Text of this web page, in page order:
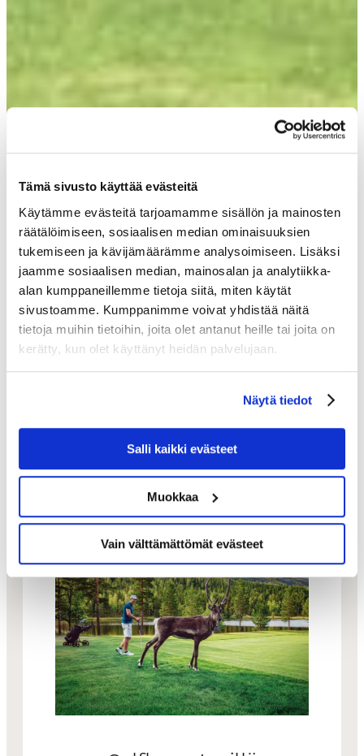
Tämä sivusto käyttää evästeitä
Käytämme evästeitä tarjoamamme sisällön ja mainosten
räätälöimiseen, sosiaalisen median ominaisuuksien
tukemiseen ja kävijämäärämme analysoimiseen. Lisäksi
jaamme sosiaalisen median, mainosalan ja analytiikka-
alan kumppaneillemme tietoja siitä, miten käytät
sivustoamme. Kumppanimme voivat yhdistää näitä
tietoja muihin tietoihin, joita olet antanut heille tai joita on
kerätty, kun olet käyttänyt heidän palvelujaan.
Näytä tiedot
Salli kaikki evästeet
Muokkaa
Vain välttämättömät evästeet
Golfloma
Meiltä löydät golfpaketit Leville
Hotel Levi Panoramaan ja K5
Villaksiin sisältäen majoituksen
sekä green feet Levi Golfin
Golflomat ovat ostettavissa myös